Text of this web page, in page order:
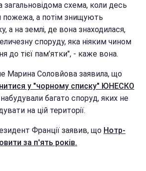
загальновідома схема, коли десь
пожежа, а потім знищують
а на землі, де вона знаходилася,
споруду, яка ніяким чином
до тієї пам’ятки", - каже вона.
Марина Соловйова заявила, що
у "чорному списку" ЮНЕСКО
багато споруд, яких не
на цій території.
Франції заявив, що Нотр-
за п'ять років.